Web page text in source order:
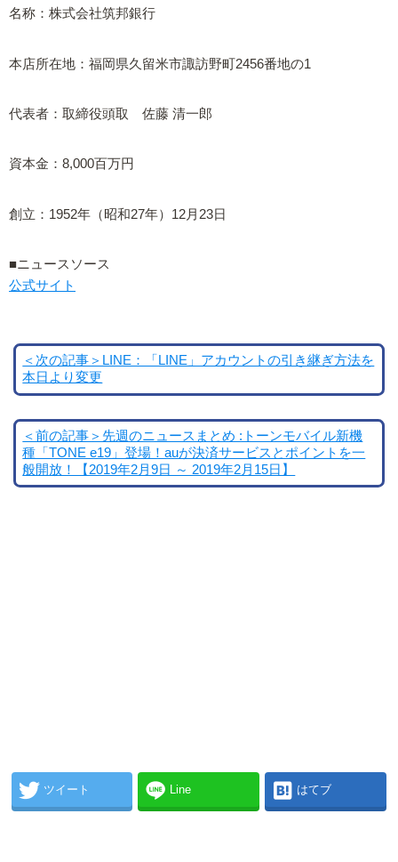
名称：株式会社筑邦銀行
本店所在地：福岡県久留米市諏訪野町2456番地の1
代表者：取締役頭取 佐藤 清一郎
資本金：8,000百万円
創立：1952年（昭和27年）12月23日
■ニュースソース
公式サイト
＜次の記事＞LINE：「LINE」アカウントの引き継ぎ方法を
本日より変更
＜前の記事＞先週のニュースまとめ :トーンモバイル新機
種「TONE e19」登場！auが決済サービスとポイントを一
般開放！【2019年2月9日 ～ 2019年2月15日】
ツイート Line はてブ